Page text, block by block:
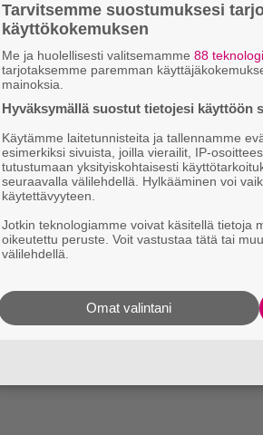
Pate Mustajärven?
Tarvitsemme suostumuksesi
käyttökokemuksen
Me ja huolellisesti valitsemamme 88
tarjotaksemme paremman
mainoksia.
Hyväksymällä suostut tietojesi käyttöön
Käytämme laitetunnisteita ja tallennamme
esimerkiksi sivuista, joilla vierailit, IP-
tutustumaan yksityiskohtaisesti
seuraavalla välilehdellä. Hylkääminen voi
käytettävyyteen.
Jotkin teknologiamme voivat käsitellä tietoja
oikeutettu peruste. Voit vastustaa tätä tai
välilehdellä.
Omat valintani